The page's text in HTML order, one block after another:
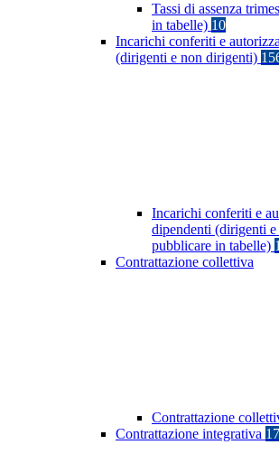
Tassi di assenza
in tabelle) 10
Incarichi conferiti e
(dirigenti e non dirigenti)
Incarichi conferiti e
dipendenti (dirigenti
pubblicare in tabelle)
Contrattazione collettiva
Contrattazione
Contrattazione integrativa 17